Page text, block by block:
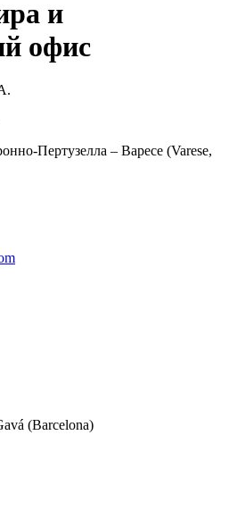
и
офис
Пертузелла – Варесе (Varese,
(Barcelona)